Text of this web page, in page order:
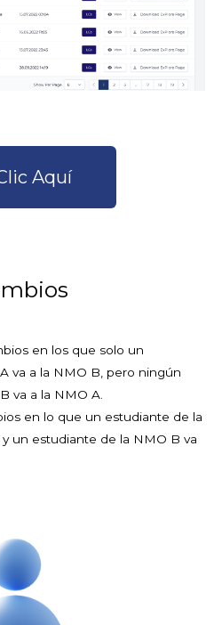
Aquí
en los que solo un
va a la NMO B, pero ningún
va a la NMO A.
en lo que un estudiante de la
un estudiante de la NMO B va